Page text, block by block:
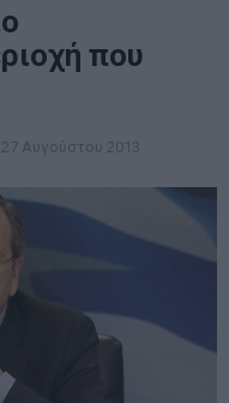
που
27 Αυγούστου 2013